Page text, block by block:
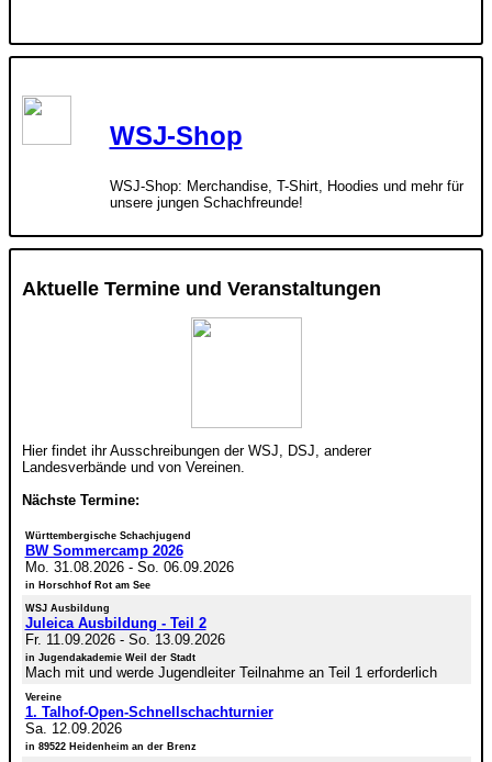
WSJ-Shop
WSJ-Shop: Merchandise, T-Shirt, Hoodies und mehr für
unsere jungen Schachfreunde!
Aktuelle Termine und Veranstaltungen
Hier findet ihr Ausschreibungen der WSJ, DSJ, anderer
Landesverbände und von Vereinen.
Nächste Termine:
Württembergische Schachjugend
BW Sommercamp 2026
Mo. 31.08.2026- So. 06.09.2026
in Horschhof Rot am See
WSJ Ausbildung
Juleica Ausbildung - Teil 2
Fr. 11.09.2026- So. 13.09.2026
in Jugendakademie Weil der Stadt
Mach mit und werde Jugendleiter Teilnahme an Teil 1 erforderlich
Vereine
1. Talhof-Open-Schnellschachturnier
Sa. 12.09.2026
in 89522 Heidenheim an der Brenz